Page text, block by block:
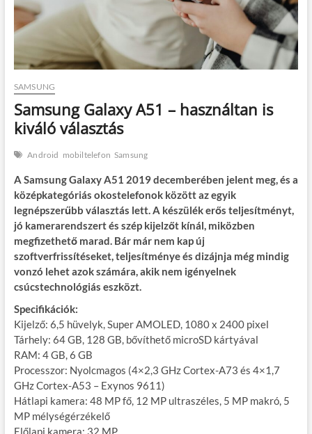
SAMSUNG
Samsung Galaxy A51 – használtan is
kiváló választás
Android mobiltelefon Samsung
A Samsung Galaxy A51 2019 decemberében jelent meg, és a
középkategóriás okostelefonok között az egyik
legnépszerűbb választás lett. A készülék erős teljesítményt,
jó kamerarendszert és szép kijelzőt kínál, miközben
megfizethető marad. Bár már nem kap új
szoftverfrissítéseket, teljesítménye és dizájnja még mindig
vonzó lehet azok számára, akik nem igényelnek
csúcstechnológiás eszközt.
Specifikációk:
Kijelző: 6,5 hüvelyk, Super AMOLED, 1080 x 2400 pixel
Tárhely: 64 GB, 128 GB, bővíthető microSD kártyával
RAM: 4 GB, 6 GB
Processzor: Nyolcmagos (4×2,3 GHz Cortex-A73 és 4×1,7
GHz Cortex-A53 – Exynos 9611)
Hátlapi kamera: 48 MP fő, 12 MP ultraszéles, 5 MP makró, 5
MP mélységérzékelő
Előlapi kamera: 32 MP